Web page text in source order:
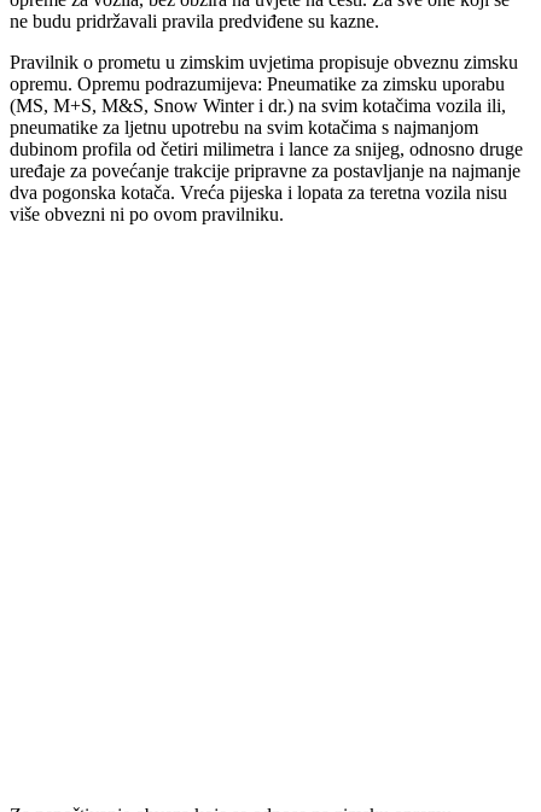
ne budu pridržavali pravila predviđene su kazne.
Pravilnik o prometu u zimskim uvjetima propisuje obveznu zimsku
opremu. Opremu podrazumijeva: Pneumatike za zimsku uporabu
(MS, M+S, M&S, Snow Winter i dr.) na svim kotačima vozila ili,
pneumatike za lјetnu upotrebu na svim kotačima s najmanjom
dubinom profila od četiri milimetra i lance za snijeg, odnosno druge
uređaje za povećanje trakcije pripravne za postavlјanje na najmanje
dva pogonska kotača. Vreća pijeska i lopata za teretna vozila nisu
više obvezni ni po ovom pravilniku.